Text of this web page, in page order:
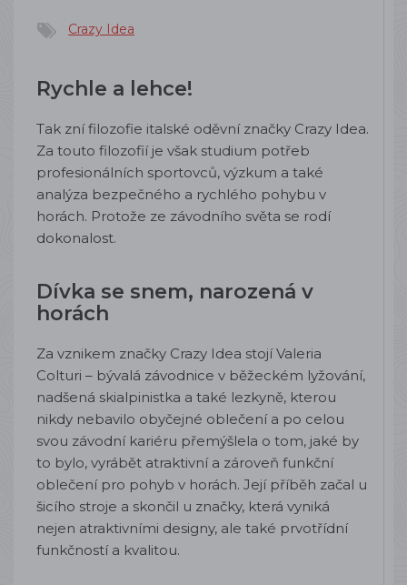
Crazy Idea
Rychle a lehce!
Tak zní filozofie italské oděvní značky Crazy Idea.
Za touto filozofií je však studium potřeb
profesionálních sportovců, výzkum a také
analýza bezpečného a rychlého pohybu v
horách. Protože ze závodního světa se rodí
dokonalost.
Dívka se snem, narozená v
horách
Za vznikem značky Crazy Idea stojí Valeria
Colturi – bývalá závodnice v běžeckém lyžování,
nadšená skialpinistka a také lezkyně, kterou
nikdy nebavilo obyčejné oblečení a po celou
svou závodní kariéru přemýšlela o tom, jaké by
to bylo, vyrábět atraktivní a zároveň funkční
oblečení pro pohyb v horách. Její příběh začal u
šicího stroje a skončil u značky, která vyniká
nejen atraktivními designy, ale také prvotřídní
funkčností a kvalitou.